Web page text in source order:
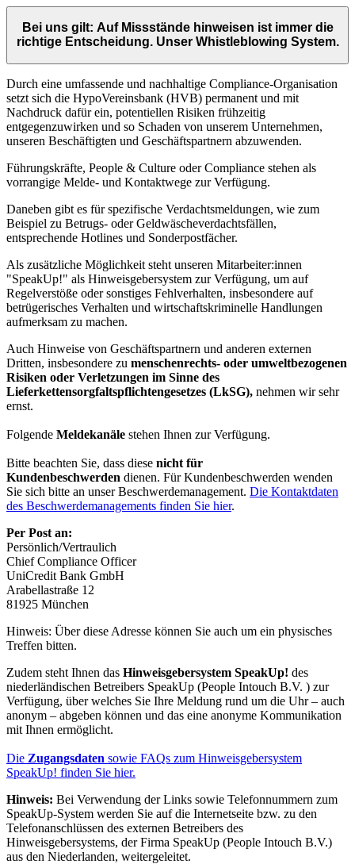
Bei uns gilt: Auf Missstände hinweisen ist immer die
richtige Entscheidung. Unser Whistleblowing System.
Durch eine umfassende und nachhaltige Compliance-Organisation
setzt sich die HypoVereinsbank (HVB) permanent und mit
Nachdruck dafür ein, potentiellen Risiken frühzeitig
entgegenzuwirken und so Schaden von unserem Unternehmen,
unseren Beschäftigten und Geschäftspartnern abzuwenden.
Führungskräfte, People & Culture oder Compliance stehen als
vorrangige Melde- und Kontaktwege zur Verfügung.
Daneben gibt es für spezifische Verdachtsmeldungen, wie zum
Beispiel zu Betrugs- oder Geldwäscheverdachtsfällen,
entsprechende Hotlines und Sonderpostfächer.
Als zusätzliche Möglichkeit steht unseren Mitarbeiter:innen
"SpeakUp!" als Hinweisgebersystem zur Verfügung, um auf
Regelverstöße oder sonstiges Fehlverhalten, insbesondere auf
betrügerisches Verhalten und wirtschaftskriminelle Handlungen
aufmerksam zu machen.
Auch Hinweise von Geschäftspartnern und anderen externen
Dritten, insbesondere zu menschenrechts- oder umweltbezogenen
Risiken oder Verletzungen im Sinne des
Lieferkettensorgfaltspflichtengesetzes (LkSG), nehmen wir sehr
ernst.
Folgende Meldekanäle stehen Ihnen zur Verfügung.
Bitte beachten Sie, dass diese nicht für
Kundenbeschwerden dienen. Für Kundenbeschwerden wenden
Sie sich bitte an unser Beschwerdemanagement. Die Kontaktdaten
des Beschwerdemanagements finden Sie hier.
Per Post an:
Persönlich/Vertraulich
Chief Compliance Officer
UniCredit Bank GmbH
Arabellastraße 12
81925 München
Hinweis: Über diese Adresse können Sie auch um ein physisches
Treffen bitten.
Zudem steht Ihnen das Hinweisgebersystem SpeakUp! des
niederländischen Betreibers SpeakUp (People Intouch B.V. ) zur
Verfügung, über welches Sie Ihre Meldung rund um die Uhr – auch
anonym – abgeben können und das eine anonyme Kommunikation
mit Ihnen ermöglicht.
Die Zugangsdaten sowie FAQs zum Hinweisgebersystem
SpeakUp! finden Sie hier.
Hinweis: Bei Verwendung der Links sowie Telefonnummern zum
SpeakUp-System werden Sie auf die Internetseite bzw. zu den
Telefonanschlüssen des externen Betreibers des
Hinweisgebersystems, der Firma SpeakUp (People Intouch B.V.)
aus den Niederlanden, weitergeleitet.